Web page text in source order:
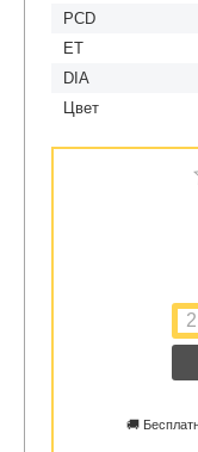
PCD
ET
DIA
Цвет
🚚